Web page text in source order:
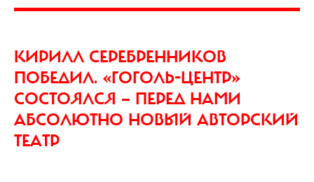
КИРИЛЛ СЕРЕБРЕННИКОВ
ПОБЕДИЛ. «ГОГОЛЬ-ЦЕНТР»
СОСТОЯЛСЯ — ПЕРЕД НАМИ
АБСОЛЮТНО НОВЫЙ АВТОРСКИЙ
ТЕАТР